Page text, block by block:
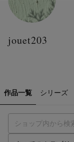
jouet203
作品一覧 シリーズ